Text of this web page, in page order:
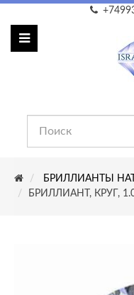
БРИЛЛИАНТЫ
БРИЛЛИАНТ, КРУГ,